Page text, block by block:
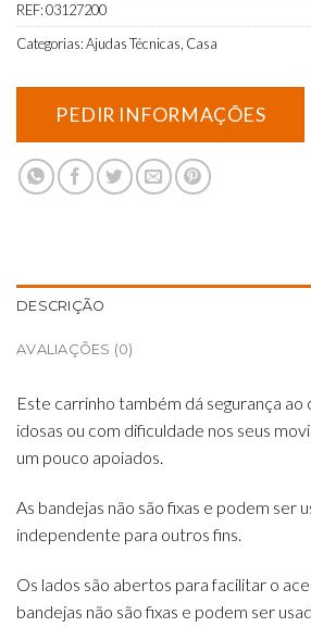
REF:03127200
Categorias:Ajudas Técnicas, Casa
DESCRIÇÃO
AVALIAÇÕES (0)
Este carrinho também dá segurança ao
idosas ou com dificuldade nos seus
um pouco apoiados.
As bandejas não são fixas e podem ser
independente para outros fins.
Os lados são abertos para facilitar o
bandejas não são fixas e podem ser